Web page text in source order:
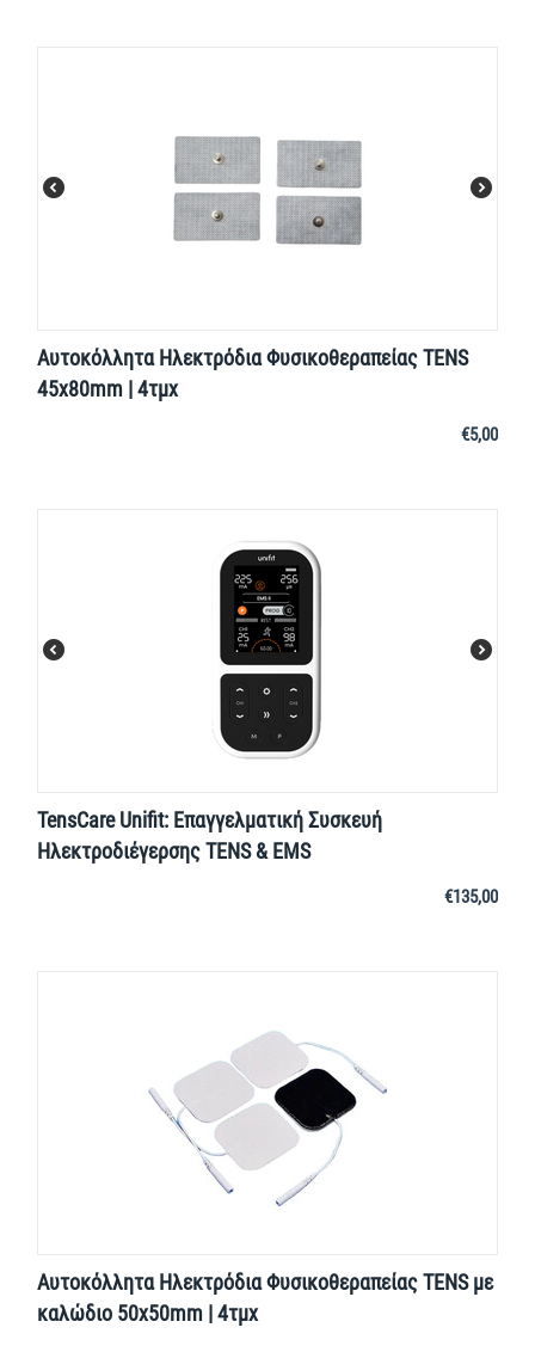
Αυτοκόλλητα Ηλεκτρόδια Φυσικοθεραπείας TENS
45x80mm | 4τμχ
€5,00
TensCare Unifit: Επαγγελματική Συσκευή
Ηλεκτροδιέγερσης TENS & EMS
€135,00
Αυτοκόλλητα Ηλεκτρόδια Φυσικοθεραπείας TENS με
καλώδιο 50x50mm | 4τμχ